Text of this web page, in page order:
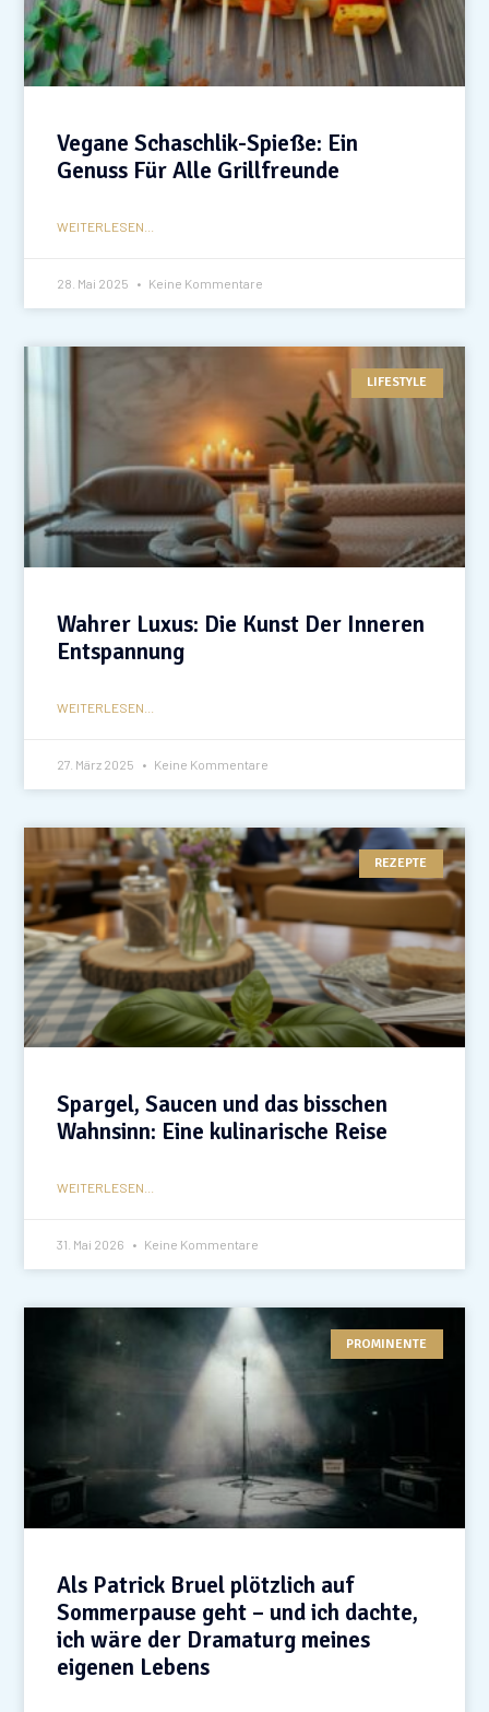
Vegane Schaschlik-Spieße: Ein
Genuss Für Alle Grillfreunde
WEITERLESEN...
28. Mai 2025 Keine Kommentare
LIFESTYLE
Wahrer Luxus: Die Kunst Der Inneren
Entspannung
WEITERLESEN...
27. März 2025 Keine Kommentare
REZEPTE
Spargel, Saucen und das bisschen
Wahnsinn: Eine kulinarische Reise
WEITERLESEN...
31. Mai 2026 Keine Kommentare
PROMINENTE
Als Patrick Bruel plötzlich auf
Sommerpause geht – und ich dachte,
ich wäre der Dramaturg meines
eigenen Lebens